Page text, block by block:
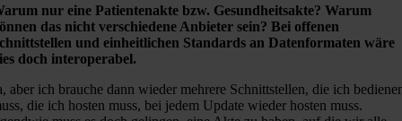
nur eine Patientenakte bzw. Gesundheitsakte? Warum
das nicht verschiedene Anbieter sein? Bei offenen
und einheitlichen Standards an Datenformaten wäre
doch interoperabel.
aber ich brauche dann wieder mehrere Schnittstellen, die ich
die ich hosten muss, bei jedem Update wieder hosten muss.